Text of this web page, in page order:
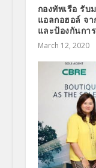
กองทัพเรือ รั
แอลกอฮอล์ จ
และป้องกันกา
March 12, 2020